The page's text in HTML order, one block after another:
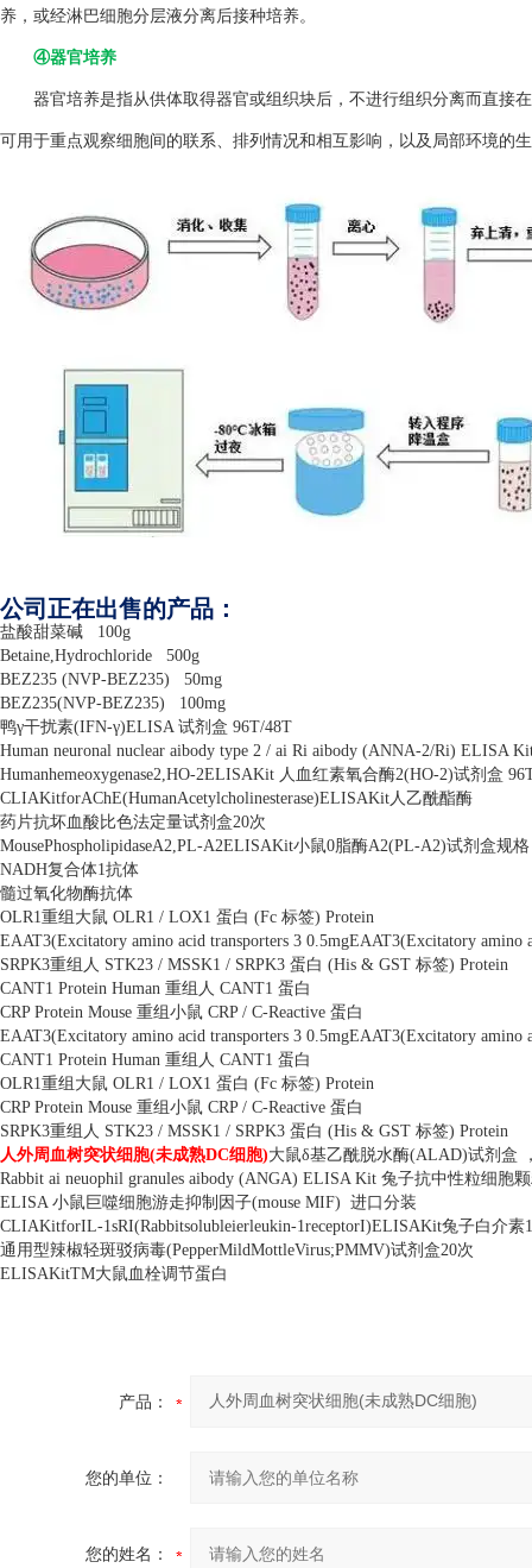
养，或经淋巴细胞分层液分离后接种培养。
④器官培养
器官培养是指从供体取得器官或组织块后，不进行组织分离而直接
可用于重点观察细胞间的联系、排列情况和相互影响，以及局部环境的
公司正在出售的产品：
盐酸甜菜碱
100g
Betaine,Hydrochloride
500g
BEZ235 (NVP-BEZ235)
50mg
BEZ235(NVP-BEZ235)
100mg
鸭γ干扰素(IFN-γ)ELISA 试剂盒 96T/48T
Human neuronal nuclear aibody type 2 / ai Ri aibody (ANNA-2/Ri) ELISA
Humanhemeoxygenase2,HO-2ELISAKit 人血红素氧合酶2(HO-2)试剂盒
CLIAKitforAChE(HumanAcetylcholinesterase)ELISAKit人乙酰酯酶
药片抗坏血酸比色法定量试剂盒20次
MousePhospholipidaseA2,PL-A2ELISAKit小鼠0脂酶A2(PL-A2)试剂盒规
NADH复合体1抗体
髓过氧化物酶抗体
OLR1重组大鼠 OLR1 / LOX1 蛋白 (Fc 标签) Protein
EAAT3(Excitatory amino acid transporters 3 0.5mgEAAT3(Excitatory amino
SRPK3重组人 STK23 / MSSK1 / SRPK3 蛋白 (His & GST 标签) Protein
CANT1 Protein Human 重组人 CANT1 蛋白
CRP Protein Mouse 重组小鼠 CRP / C-Reactive 蛋白
EAAT3(Excitatory amino acid transporters 3 0.5mgEAAT3(Excitatory amino
CANT1 Protein Human 重组人 CANT1 蛋白
OLR1重组大鼠 OLR1 / LOX1 蛋白 (Fc 标签) Protein
CRP Protein Mouse 重组小鼠 CRP / C-Reactive 蛋白
SRPK3重组人 STK23 / MSSK1 / SRPK3 蛋白 (His & GST 标签) Protein
人外周血树突状细胞(未成熟DC细胞)大鼠δ基乙酰脱水酶(ALAD)试剂盒
Rabbit ai neuophil granules aibody (ANGA) ELISA Kit 兔子抗中性粒细胞
ELISA 小鼠巨噬细胞游走抑制因子(mouse MIF) 进口分装
CLIAKitforIL-1sRI(Rabbitsolubleierleukin-1receptorI)ELISAKit兔子白介素1
通用型辣椒轻斑驳病毒(PepperMildMottleVirus;PMMV)试剂盒20次
ELISAKitTM大鼠血栓调节蛋白
产品：
您的单位：
您的姓名：